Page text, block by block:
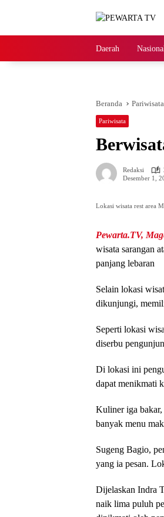
Daerah
Beranda Pariwisata
Pariwisata
Redaksi
Desember 1,
Lokasi wisata rest area
Pewarta.TV,
wisata sarangan
panjang lebaran
Selain lokasi
dikunjungi,
Seperti lokasi
diserbu
Di lokasi ini
dapat menikmati
Kuliner iga bakar,
banyak menu
Sugeng Bagio,
yang ia pesan.
Dijelaskan Indra
naik lima puluh